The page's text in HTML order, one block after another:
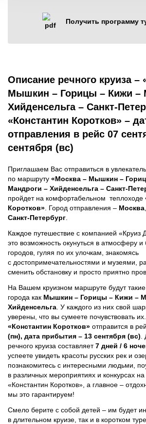
Получить программу
Описание речного круиза –
Мышкин – Горицы – Кижи –
Хийденсельга – Санкт-
«Константин Коротков» –
отправления в рейс 07
сентября (вс)
Приглашаем Вас отправиться в
по маршруту «Москва – Мышкин –
Мандроги – Хийденсельга – Санкт-
пройдет на комфортабельном теплоходе
Коротков» . Город отправления – Москва
Санкт-Петербург
Каждое путешествие с компанией «Круиз
это возможность окунуться в атмосферу
городов, гуляя по их улочкам, знакомясь
с достопримечательностями и музеями,
сменить обстановку и просто приятно
На Вашем круизном маршруте будут
города как Мышкин – Горицы – Кижи –
Хийденсельга . У каждого из них свой
уверены, что вы сумеете почувствовать их.
«Константин Коротков» отправится в
(пн), дата прибытия – 13 сентября (вс)
речного круиза составляет7 дней / 6
успеете увидеть красоты русских рек и
познакомитесь с интересными людьми,
в различных мероприятиях и конкурсах
«Константин Коротков», а главное –
мы это гарантируем!
Смело берите с собой детей – им будет
в длительном круизе, так и в коротком